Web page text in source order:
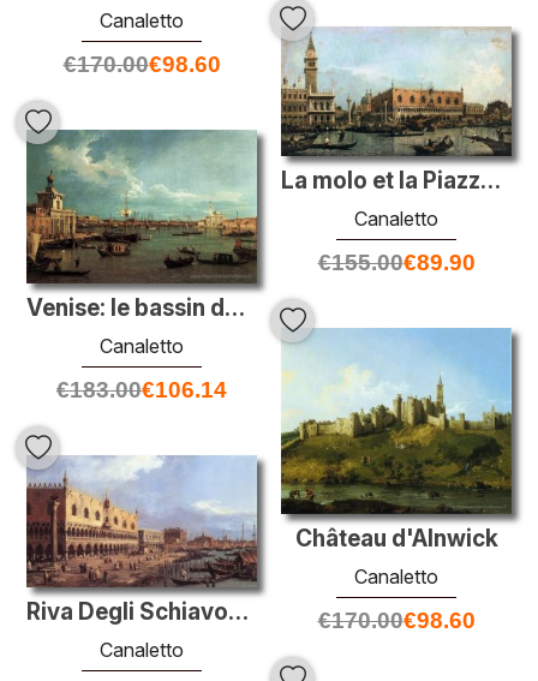
Canaletto
€170.00€98.60
La molo et la Piazzetta San Marco, Venise
Canaletto
€155.00€89.90
Venise: le bassin de la Giudecca
Canaletto
€183.00€106.14
Château d'Alnwick
Canaletto
€170.00€98.60
Riva Degli Schiavoni: Regarder l'Est
Canaletto